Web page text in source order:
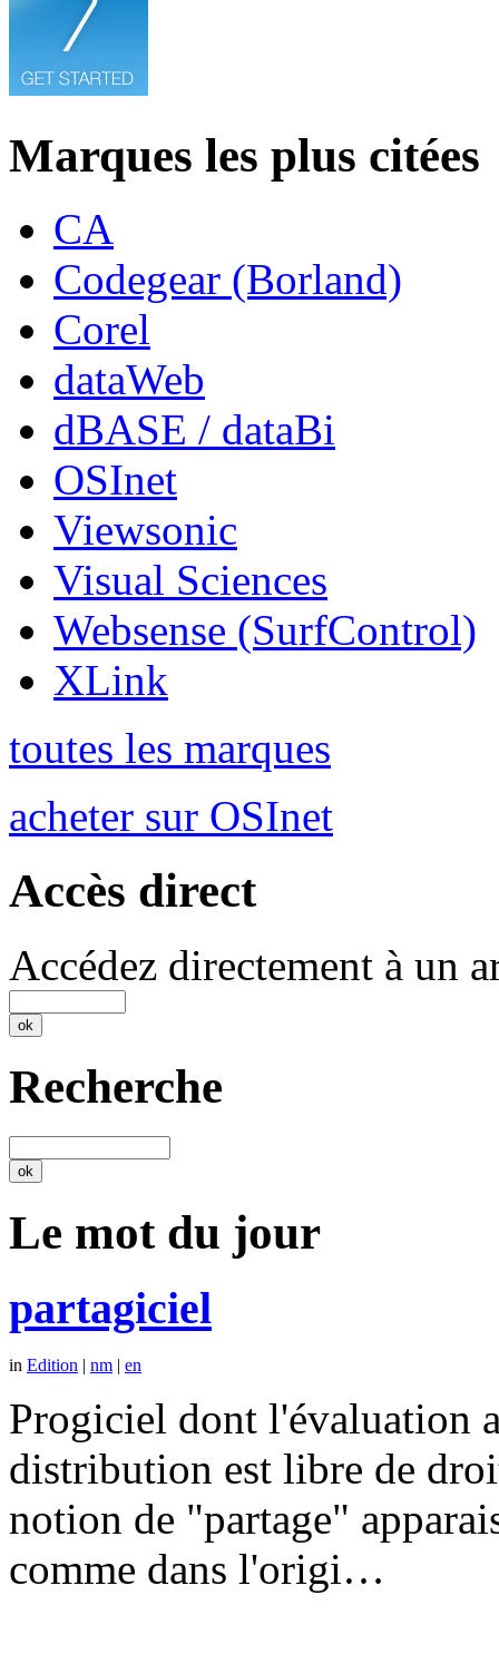
Marques les plus citées
CA
Codegear (Borland)
Corel
dataWeb
dBASE / dataBi
OSInet
Viewsonic
Visual Sciences
Websense (SurfControl)
XLink
toutes les marques
acheter sur OSInet
Accès direct
Accédez directement à un
Recherche
Le mot du jour
partagiciel
in Edition | nm | en
Progiciel dont l'évaluation
distribution est libre de
notion de "partage"
comme dans l'origi…